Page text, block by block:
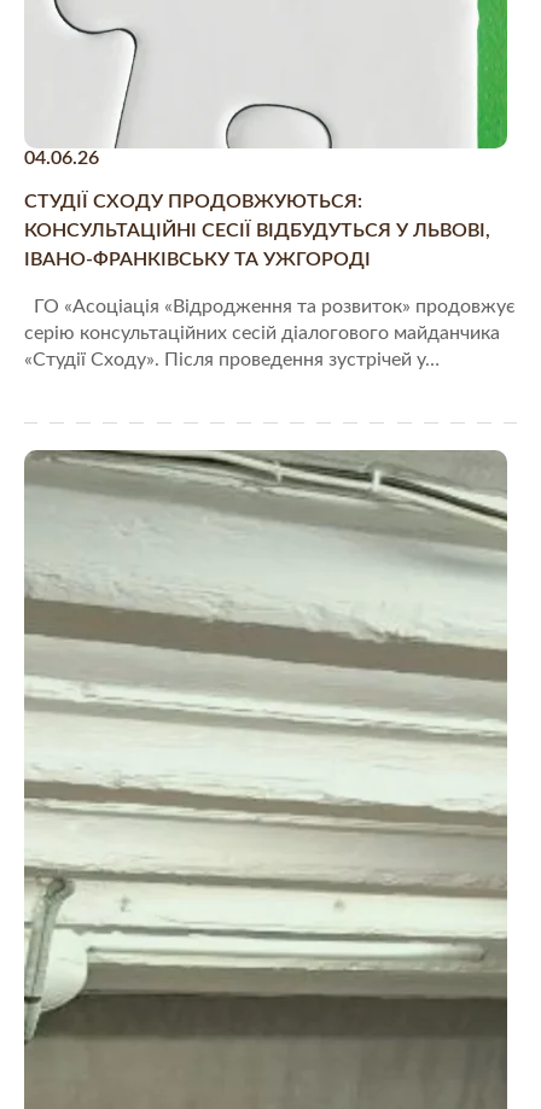
04.06.26
СТУДІЇ СХОДУ ПРОДОВЖУЮТЬСЯ:
КОНСУЛЬТАЦІЙНІ СЕСІЇ ВІДБУДУТЬСЯ У ЛЬВОВІ,
ІВАНО-ФРАНКІВСЬКУ ТА УЖГОРОДІ
ГО «Асоціація «Відродження та розвиток» продовжує
серію консультаційних сесій діалогового майданчика
«Студії Сходу». Після проведення зустрічей у…